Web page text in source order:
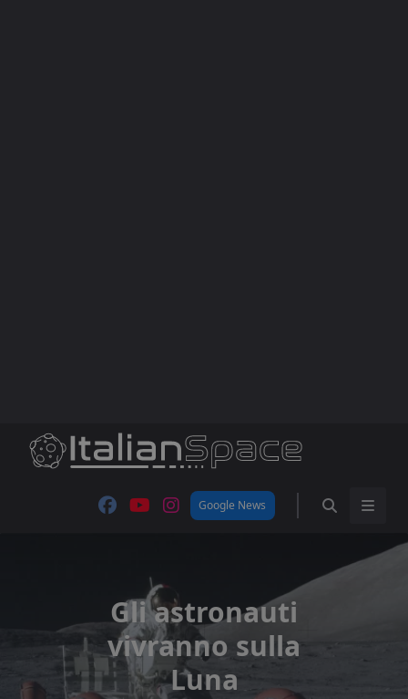
Google News
Gli astronauti
vivranno sulla
Luna